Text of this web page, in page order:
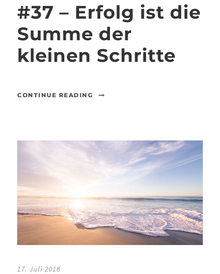
#37 – Erfolg ist die
Summe der
kleinen Schritte
CONTINUE READING
17. Juli 2018